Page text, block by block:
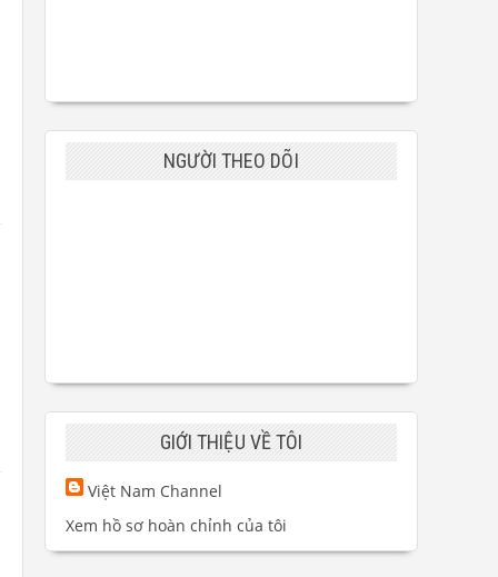
NGƯỜI THEO DÕI
GIỚI THIỆU VỀ TÔI
Việt Nam Channel
Xem hồ sơ hoàn chỉnh của tôi